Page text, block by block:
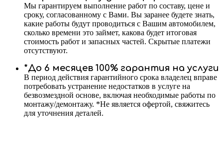
Мы гарантируем выполнение работ по составу, цене и
сроку, согласованному с Вами. Вы заранее будете знать,
какие работы будут проводиться с Вашим автомобилем,
сколько времени это займет, какова будет итоговая
стоимость работ и запасных частей. Скрытые платежи
отсутствуют.
*До 6 месяцев 100% гарантия на услуги
В период действия гарантийного срока владелец вправе
потребовать устранение недостатков в услуге на
безвозмездной основе, включая необходимые работы по
монтажу/демонтажу. *Не является офертой, свяжитесь
для уточнения деталей.